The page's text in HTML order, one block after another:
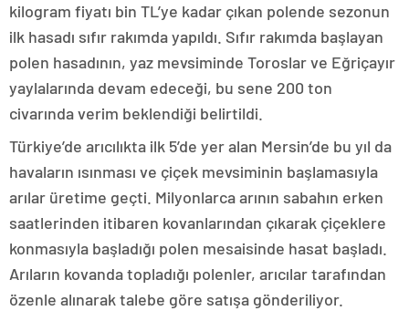
kilogram fiyatı bin TL’ye kadar çıkan polende sezonun
ilk hasadı sıfır rakımda yapıldı. Sıfır rakımda başlayan
polen hasadının, yaz mevsiminde Toroslar ve Eğriçayır
yaylalarında devam edeceği, bu sene 200 ton
civarında verim beklendiği belirtildi.
Türkiye’de arıcılıkta ilk 5’de yer alan Mersin’de bu yıl da
havaların ısınması ve çiçek mevsiminin başlamasıyla
arılar üretime geçti. Milyonlarca arının sabahın erken
saatlerinden itibaren kovanlarından çıkarak çiçeklere
konmasıyla başladığı polen mesaisinde hasat başladı.
Arıların kovanda topladığı polenler, arıcılar tarafından
özenle alınarak talebe göre satışa gönderiliyor.